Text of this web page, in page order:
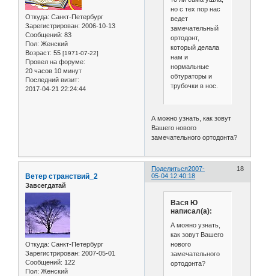
Откуда: Санкт-Петербург
Зарегистрирован: 2006-10-13
Сообщений: 83
Пол: Женский
Возраст: 55 [1971-07-22]
Провел на форуме:
20 часов 10 минут
Последний визит:
2017-04-21 22:24:44
но с тех пор нас
ведет
замечательный
ортодонт,
который делала
нам и
нормальные
обтураторы и
трубочки в нос.
А можно узнать, как зовут
Вашего нового
замечательного ортодонта?
Поделиться 18
2007-
05-04 12:40:18
Ветер странствий_2
Завсегдатай
Откуда: Санкт-Петербург
Зарегистрирован: 2007-05-01
Сообщений: 122
Пол: Женский
Вася Ю
написал(а):
А можно узнать,
как зовут Вашего
нового
замечательного
ортодонта?